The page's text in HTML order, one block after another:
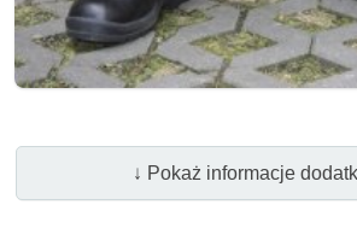
↓ Pokaż informacje